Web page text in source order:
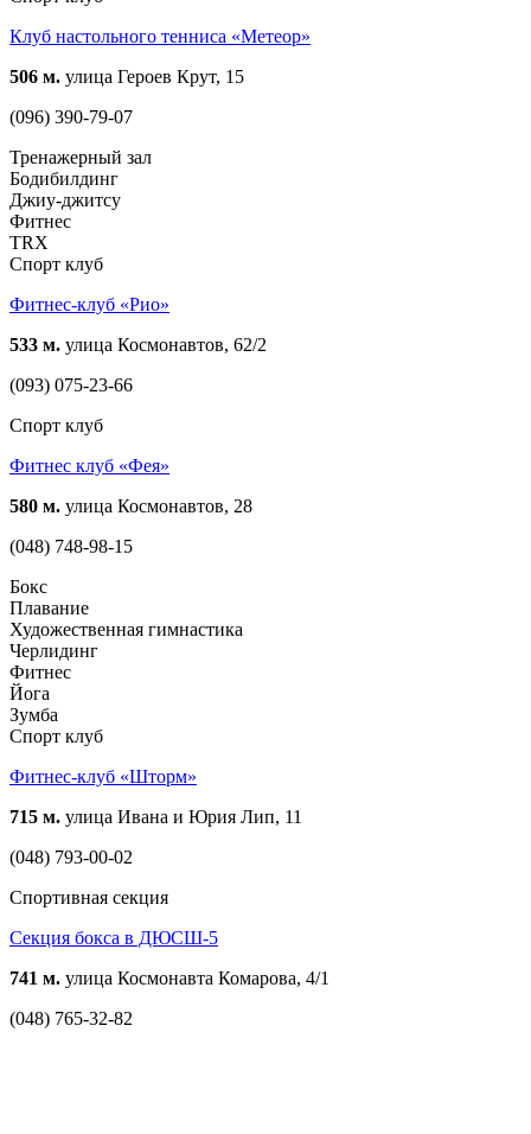
Клуб настольного тенниса «Метеор»
506 м. улица Героев Крут, 15
(096) 390-79-07
Тренажерный зал
Бодибилдинг
Джиу-джитсу
Фитнес
TRX
Спорт клуб
Фитнес-клуб «Рио»
533 м. улица Космонавтов, 62/2
(093) 075-23-66
Спорт клуб
Фитнес клуб «Фея»
580 м. улица Космонавтов, 28
(048) 748-98-15
Бокс
Плавание
Художественная гимнастика
Черлидинг
Фитнес
Йога
Зумба
Спорт клуб
Фитнес-клуб «Шторм»
715 м. улица Ивана и Юрия Лип, 11
(048) 793-00-02
Спортивная секция
Секция бокса в ДЮСШ-5
741 м. улица Космонавта Комарова, 4/1
(048) 765-32-82